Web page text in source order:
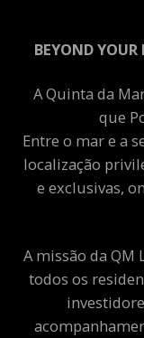
BEYOND
A Quinta da
que
Entre o mar e a
localização
e exclusivas,
A missão da QM
todos os